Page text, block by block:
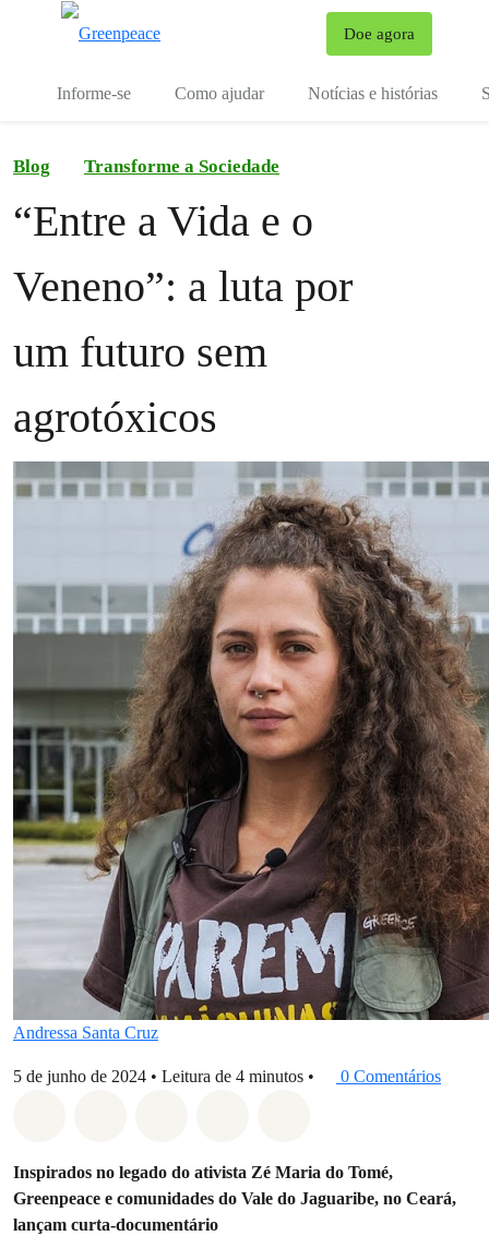
Doe agora
Informe-se Como ajudar Notícias e histórias
Blog Transforme a Sociedade
“Entre a Vida e o
Veneno”: a luta por
um futuro sem
agrotóxicos
Andressa Santa Cruz
5 de junho de 2024 • Leitura de 4 minutos • 0 Comentários
Inspirados no legado do ativista Zé Maria do Tomé,
Greenpeace e comunidades do Vale do Jaguaribe, no Ceará,
lançam curta-documentário